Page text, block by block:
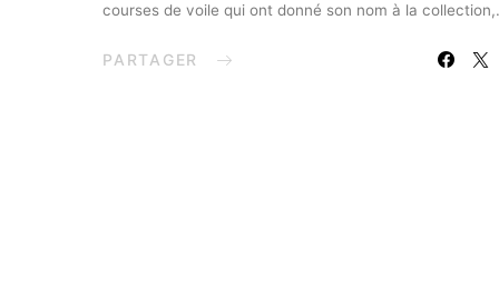
courses de voile qui ont donné son nom à la
PARTAGER